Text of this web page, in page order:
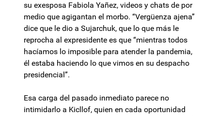
su exesposa Fabiola Yañez, videos y chats de por
medio que agigantan el morbo. “Vergüenza ajena”
dice que le dio a Sujarchuk, que lo que más le
reprocha al expresidente es que “mientras todos
hacíamos lo imposible para atender la pandemia,
él estaba haciendo lo que vimos en su despacho
presidencial”.
Esa carga del pasado inmediato parece no
intimidarlo a Kicllof, quien en cada oportunidad